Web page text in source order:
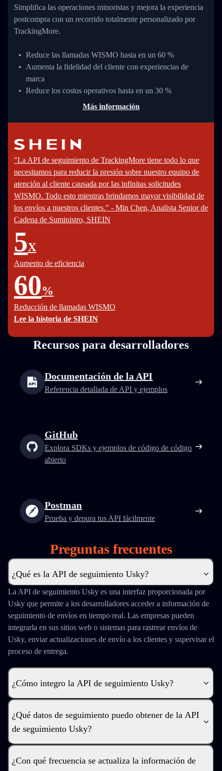
Simplifica las operaciones minoristas y mejora la experiencia
postcompra con un recorrido totalmente personalizado por
TrackingMore.
Reduce las llamadas WISMO hasta en un 60 %
Aumenta la fidelidad del cliente con experiencias de
marca
Reduce los costos operativos hasta en un 30 %
Más información
"La API de seguimiento de TrackingMore tiene todo lo que
necesitamos para reducir la presión sobre nuestro equipo de
atención al cliente causada por las infinitas solicitudes
WISMO. Todo esto mientras brindamos mayor visibilidad de
los envíos a nuestros clientes." - Min Chen, Analista Senior de
Cadena de Suministro, SHEIN
5X
Aumento de eficiencia
60%
Reducción de llamadas WISMO
Lee la historia de SHEIN
Recursos para desarrolladores
Documentación de la API
Referencia detallada de API y ejemplos
GitHub
Explora SDKs y ejemplos de código de código
abierto
Postman
Prueba y depura tus API fácilmente
Preguntas frecuentes
¿Qué es la API de seguimiento Usky?
La API de seguimiento Usky es una interfaz proporcionada por
Usky que permite a los desarrolladores acceder a información de
seguimiento de envíos en tiempo real. Las empresas pueden
integrarla en sus sitios web o sistemas para rastrear envíos de
Usky, enviar actualizaciones de envío a los clientes y supervisar el
proceso de entrega.
¿Cómo integro la API de seguimiento Usky?
¿Qué datos de seguimiento puedo obtener de la API
de seguimiento Usky?
¿Con qué frecuencia se actualiza la información de